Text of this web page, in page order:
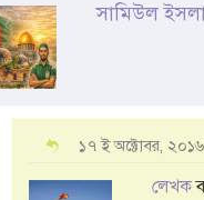
সামিউল
১৭ ই অক্টোবর,
লেখক